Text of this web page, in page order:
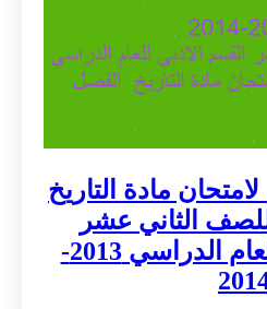
لامتحان مادة التاريخ
الثاني عشر
القسم الادبي للعام الدراسي 2013-